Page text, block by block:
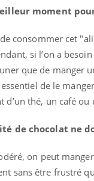
moment
consommer cet
si l’on a
que de manger
de le
d’un thé, un café
de chocolat ne
on peut
sans être frustré